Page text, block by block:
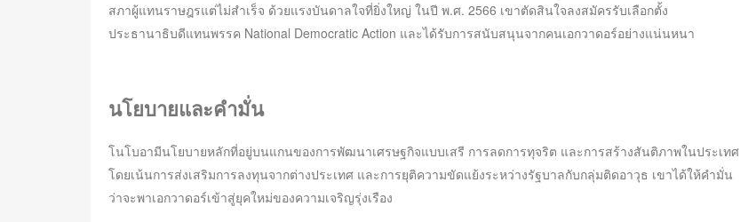
สภาผู้แทนราษฎรแต่ไม่สำเร็จ ด้วยแรงบันดาลใจที่ยิ่งใหญ่ ในปี พ.ศ. 2566 เขาตัดสินใจลงสมัครรับเลือกตั้ง
ประธานาธิบดีแทนพรรค National Democratic Action และได้รับการสนับสนุนจากคนเอกวาดอร์อย่างแน่นหนา
นโยบายและคำมั่น
โนโบอามีนโยบายหลักที่อยู่บนแกนของการพัฒนาเศรษฐกิจแบบเสรี การลดการทุจริต และการสร้างสันติภาพในประเทศ
โดยเน้นการส่งเสริมการลงทุนจากต่างประเทศ และการยุติความขัดแย้งระหว่างรัฐบาลกับกลุ่มติดอาวุธ เขาได้ให้คำมั่น
ว่าจะพาเอกวาดอร์เข้าสู่ยุคใหม่ของความเจริญรุ่งเรือง